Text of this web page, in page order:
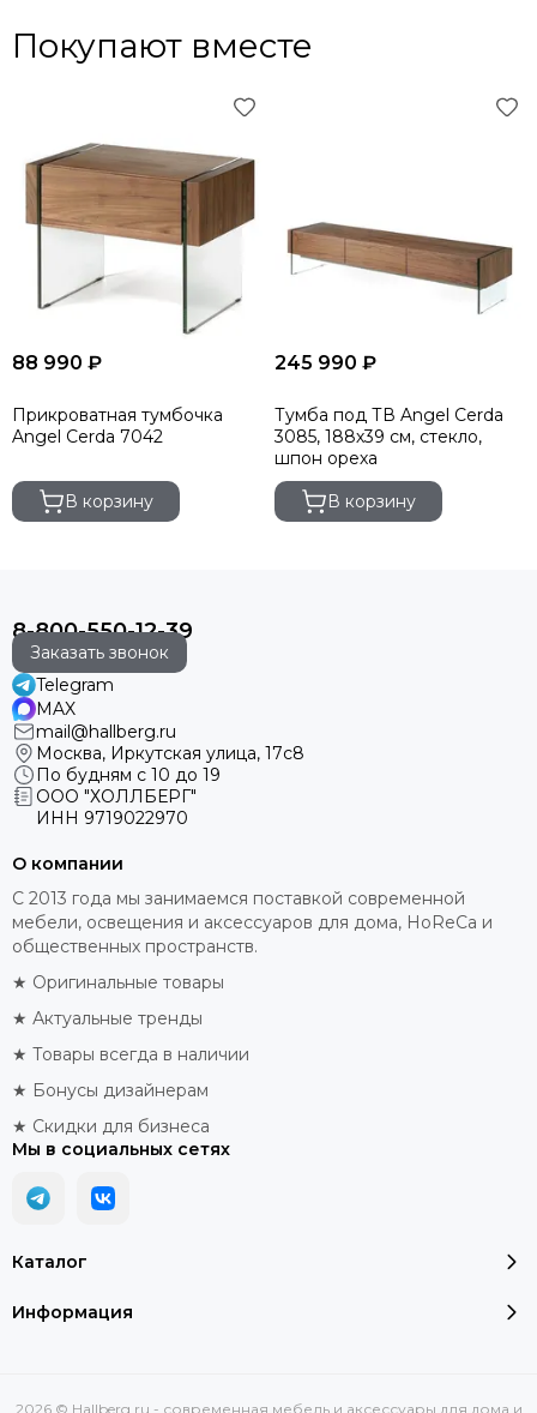
Покупают вместе
88 990 ₽
Прикроватная тумбочка
Angel Cerda 7042
В корзину
245 990 ₽
Тумба под ТВ Angel Cerda
3085, 188х39 см, стекло,
шпон ореха
В корзину
8-800-550-12-39
Заказать звонок
Telegram
MAX
mail@hallberg.ru
Москва, Иркутская улица, 17с8
По будням с 10 до 19
ООО "ХОЛЛБЕРГ"
ИНН 9719022970
Каталог
Информация
О компании
С 2013 года мы занимаемся поставкой современной
мебели, освещения и аксессуаров для дома, HoReCa и
общественных пространств.
★ Оригинальные товары
★ Актуальные тренды
★ Товары всегда в наличии
★ Бонусы дизайнерам
★ Скидки для бизнеса
Мы в социальных сетях
2026 © Hallberg.ru - современная мебель и аксессуары для дома и